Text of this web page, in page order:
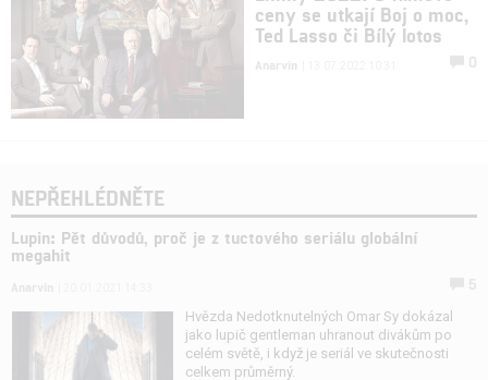
ceny se utkají Boj o moc,
Ted Lasso či Bílý lotos
Anarvin 0
NEPŘEHLÉDNĚTE
Lupin: Pět důvodů, proč je z tuctového seriálu globální
megahit
Hvězda Nedotknutelných Omar Sy dokázal
jako lupič gentleman uhranout divákům po
celém světě, i když je seriál ve skutečnosti
celkem průměrný.